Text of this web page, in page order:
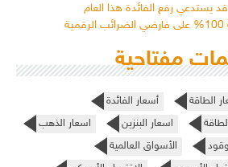
يستدعي رفع الفائدة هذا العام
مفتاحية
الطاقة
أسعار الفائدة
اسعار البنزين
اسعار الذهب
الأسواق العالمية